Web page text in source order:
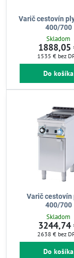
Varič cestovín
400/700
Skladom
1888,05
1535 € bez
Do košíka
Varič cestovín
400/700
Skladom
3244,74
2638 € bez
Do košíka